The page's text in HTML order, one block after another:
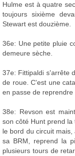
Hulme est à quatre
toujours sixième
Stewart est douzième.
36e: Une petite pluie
demeure sèche.
37e: Fittipaldi s'arrête
de roue. C'est une
en passe de
38e: Revson est
son côté Hunt prend
le bord du circuit
sa BRM, reprend la
plusieurs tours de